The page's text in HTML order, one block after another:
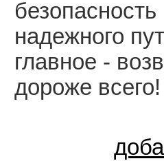
безопасность
надежного
главное -
дороже всего!